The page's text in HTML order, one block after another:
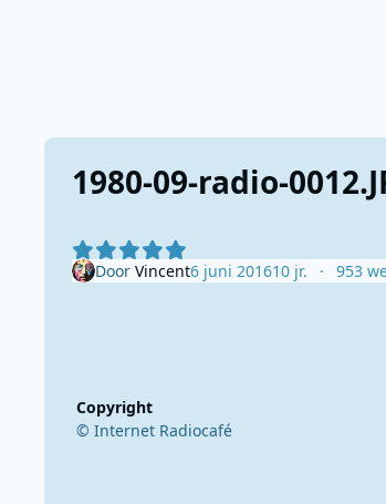
1980-09-radio-
Door Vincent6 juni 201610 jr. 953
Copyright
© Internet Radiocafé